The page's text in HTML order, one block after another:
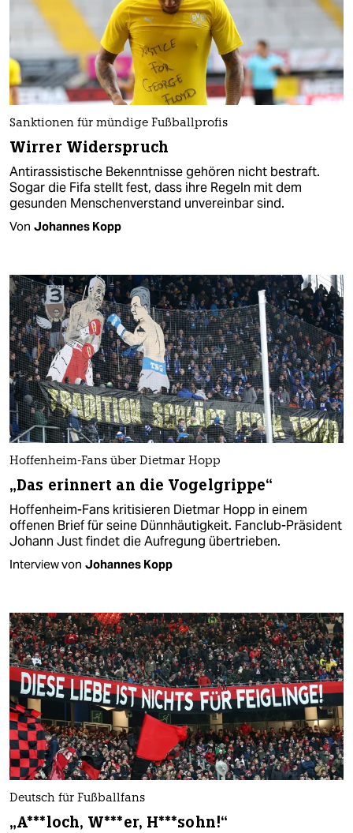
Sanktionen für mündige Fußballprofis
Wirrer Widerspruch
Antirassistische Bekenntnisse gehören nicht bestraft.
Sogar die Fifa stellt fest, dass ihre Regeln mit dem
gesunden Menschenverstand unvereinbar sind.
Von Johannes Kopp
Hoffenheim-Fans über Dietmar Hopp
„Das erinnert an die Vogelgrippe“
Hoffenheim-Fans kritisieren Dietmar Hopp in einem
offenen Brief für seine Dünnhäutigkeit. Fanclub-Präsident
Johann Just findet die Aufregung übertrieben.
Interview von Johannes Kopp
Deutsch für Fußballfans
„A***loch, W***er, H***sohn!“